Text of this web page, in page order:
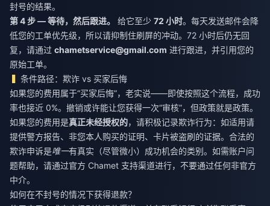
封号的结果。
第 4 步 — 等待，然后跟进。
给它至少 72 小时。每天发送邮件会降
低您的工单优先级，所以请抑制住刷屏的冲动。72 小时后仍无回
复，请通过 chametservice@gmail.com 进行跟进，并引用您的
原始工单。
条件路径：欺诈 vs 买家后悔
如果您的费用属于“买家后悔”，老实说——即使按照这个流程，成功
率也接近 0%。撤销或许能让您获得一次“审核”，但政策就是政策。
如果您的费用是真正未经授权的，请积极记录欺诈行为：如适用请
提供警方报告、非您本人购买的证明、卡片被盗刷的证据。合法的
欺诈申诉是唯一有真实（尽管微小）成功机会的类别。如需账户问
题帮助，请通过官方 Chamet 支持渠道进行，不要通过任何非官方
中介。
如何在不封号的情况下获得退款？